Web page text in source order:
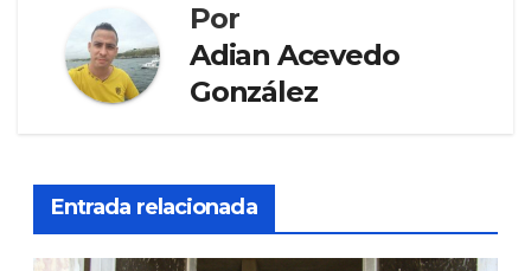
Por
Adian Acevedo
González
Entrada relacionada